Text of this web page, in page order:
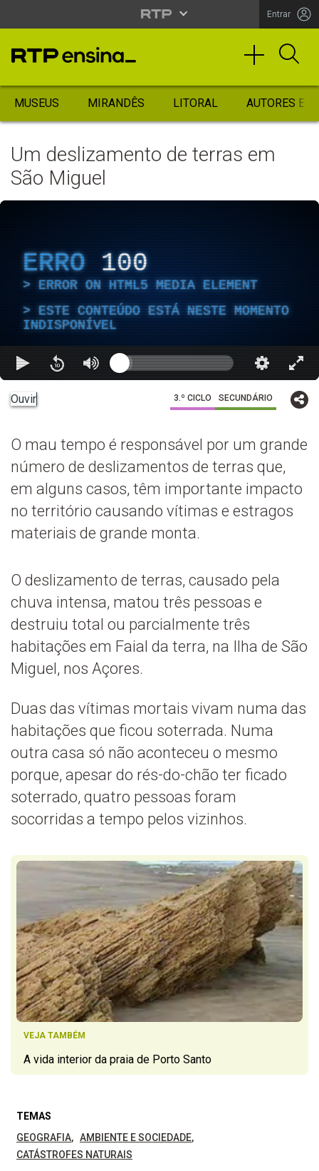
Entrar
MUSEUS MIRANDÊS LITORAL AUTORES
Um deslizamento de terras em
São Miguel
ERRO 100
ERROR ON HTML5 MEDIA ELEMENT
ESTE CONTEÚDO ESTÁ NESTE MOMENTO
INDISPONÍVEL
Ouvir 3.º CICLO SECUNDÁRIO
O mau tempo é responsável por um grande
número de deslizamentos de terras que,
em alguns casos, têm importante impacto
no território causando vítimas e estragos
materiais de grande monta.
O deslizamento de terras, causado pela
chuva intensa, matou três pessoas e
destruiu total ou parcialmente três
habitações em Faial da terra, na Ilha de São
Miguel, nos Açores.
Duas das vítimas mortais vivam numa das
habitações que ficou soterrada. Numa
outra casa só não aconteceu o mesmo
porque, apesar do rés-do-chão ter ficado
soterrado, quatro pessoas foram
socorridas a tempo pelos vizinhos.
VEJA TAMBÉM
A vida interior da praia de Porto Santo
TEMAS
GEOGRAFIA
AMBIENTE E SOCIEDADE
CATÁSTROFES NATURAIS